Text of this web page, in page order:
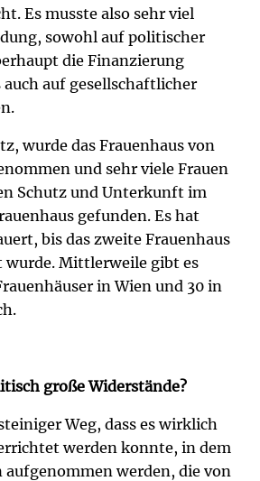
Es musste also sehr viel
sowohl auf politischer
die Finanzierung
auch auf gesellschaftlicher
wurde das Frauenhaus von
und sehr viele Frauen
Schutz und Unterkunft im
gefunden. Es hat
bis das zweite Frauenhaus
wurde. Mittlerweile gibt es
in Wien und 30 in
große Widerstände?
Weg, dass es wirklich
werden konnte, in dem
aufgenommen werden, die von